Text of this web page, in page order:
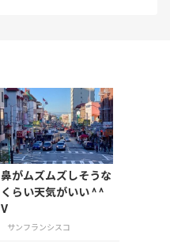
鼻がムズムズしそうな
くらい天気がいい ^ ^
V
サンフランシスコ